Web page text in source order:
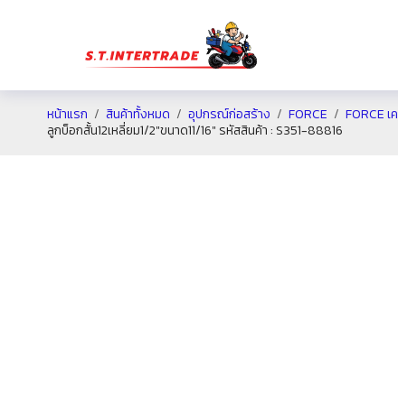
หน้าแรก สินค้าทั้งหมด อุปกรณ์ก่อสร้าง FORCE FORCE
ลูกบ็อกสั้น12เหลี่ยม1/2″ขนาด11/16″ รหัสสินค้า : S351-88816